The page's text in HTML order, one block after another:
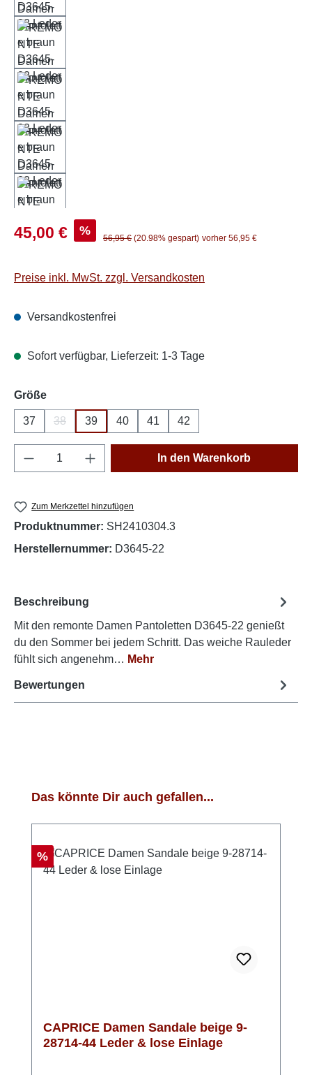
Verkaufspreis:
45,00 € % Regulärer Preis:
56,95 € (20.98% gespart) vorher 56,95 €
Preise inkl. MwSt. zzgl. Versandkosten
Versandkostenfrei
Sofort verfügbar, Lieferzeit: 1-3 Tage
Größeauswählen
37 38
(Diese Option ist zurzeit nicht verfügbar.)
39 40 41 42
Produkt Anzahl: Gib den gewünschten
In den Warenkorb
Zum Merkzettel hinzufügen
Produktnummer: SH2410304.3
Herstellernummer: D3645-22
Beschreibung
Mit den remonte Damen Pantoletten D3645-22 genießt
du den Sommer bei jedem Schritt. Das weiche Rauleder
fühlt sich angenehm… Mehr
Bewertungen
Produktgalerie überspringen
Das könnte Dir auch gefallen...
Rabatt
%
CAPRICE Damen Sandale beige 9-
28714-44 Leder & lose Einlage